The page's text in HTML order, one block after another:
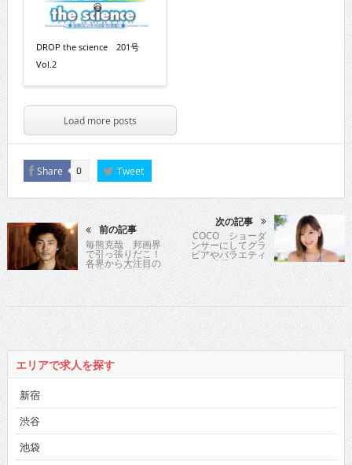
DROP the science 201号
Vol.2
Load more posts
Share 0 Tweet
前の記事
毎熊克哉 邦画界
で引っ張りだこ！
各界から大注目の
俳優が落語と演劇
の融合した舞台主
演に懸ける想いと
次の記事
COCO ショーダ
ンサーにしてグラ
ビアやバラエティ
でも活躍のセクシ
ークイーンがファ
ーストイメージ発
売！
エリアで求人を探す
新宿
渋谷
池袋